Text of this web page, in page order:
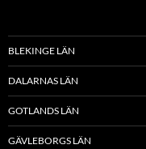
BLEKINGE LÄN
DALARNAS LÄN
GOTLANDS LÄN
GÄVLEBORGS LÄN